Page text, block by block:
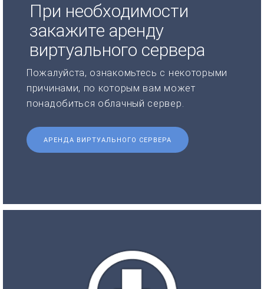
При необходимости
закажите аренду
виртуального сервера
Пожалуйста, ознакомьтесь с некоторыми
причинами, по которым вам может
понадобиться облачный сервер.
АРЕНДА ВИРТУАЛЬНОГО СЕРВЕРА